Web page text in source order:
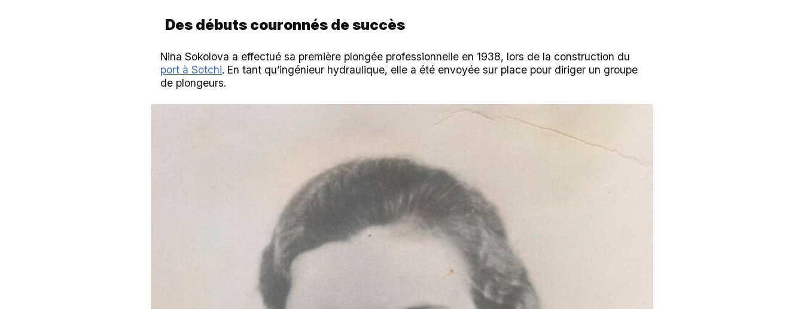
Des débuts couronnés de succès
Nina Sokolova a effectué sa première plongée professionnelle en 1938, lors de la construction du
port à Sotchi. En tant qu’ingénieur hydraulique, elle a été envoyée sur place pour diriger un groupe
de plongeurs.